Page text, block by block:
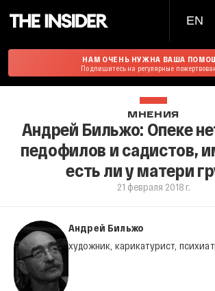
EN
НАМ ОЧЕНЬ НУЖНА ВАША
Подпишитесь на регулярные
МНЕНИЯ
Андрей Бильжо: Опеке
педофилов и садистов,
есть ли у матери
21 февраля 2018 г.
Андрей Бильжо
художник, карикатурист,